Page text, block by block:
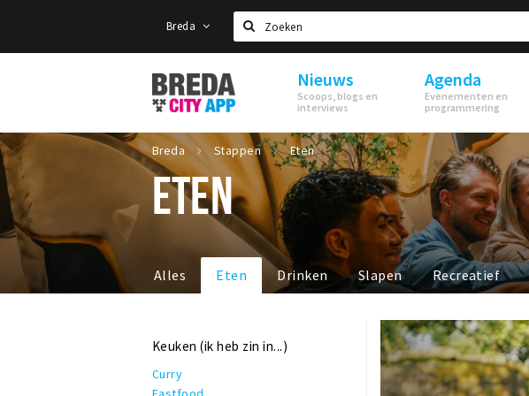
Breda
Zoeken
Stappen
&
Shoppen
Breda
Nieuws
Scoops, blogs en
interviews
Agenda
Evenementen en
programmering
Breda Stappen Eten
ETEN
Alles Eten Drinken Slapen Recreatief
Keuken (ik heb zin in...)
Curry